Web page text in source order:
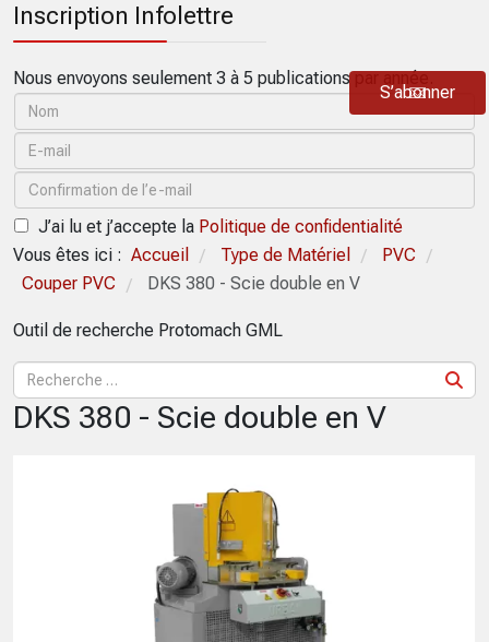
Inscription Infolettre
Nous envoyons seulement 3 à 5 publications par année.
J’ai lu et j’accepte la Politique de confidentialité
S’abonner
Vous êtes ici : Accueil / Type de Matériel / PVC /
Couper PVC / DKS 380 - Scie double en V
Outil de recherche Protomach GML
DKS 380 - Scie double en V